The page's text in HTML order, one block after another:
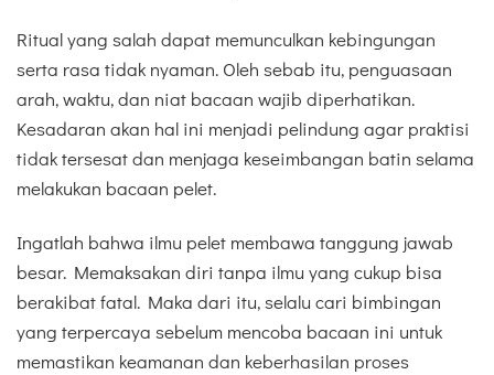
Ritual yang salah dapat memunculkan kebingungan
serta rasa tidak nyaman. Oleh sebab itu, penguasaan
arah, waktu, dan niat bacaan wajib diperhatikan.
Kesadaran akan hal ini menjadi pelindung agar praktisi
tidak tersesat dan menjaga keseimbangan batin selama
melakukan bacaan pelet.
Ingatlah bahwa ilmu pelet membawa tanggung jawab
besar. Memaksakan diri tanpa ilmu yang cukup bisa
berakibat fatal. Maka dari itu, selalu cari bimbingan
yang terpercaya sebelum mencoba bacaan ini untuk
memastikan keamanan dan keberhasilan proses